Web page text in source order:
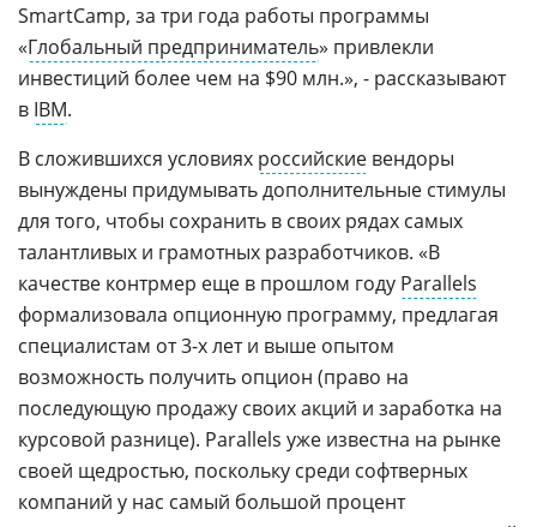
SmartCamp, за три года работы программы
«Глобальный предприниматель» привлекли
инвестиций более чем на $90 млн.», - рассказывают
в IBM.
В сложившихся условиях российские вендоры
вынуждены придумывать дополнительные стимулы
для того, чтобы сохранить в своих рядах самых
талантливых и грамотных разработчиков. «В
качестве контрмер еще в прошлом году Parallels
формализовала опционную программу, предлагая
специалистам от 3-х лет и выше опытом
возможность получить опцион (право на
последующую продажу своих акций и заработка на
курсовой разнице). Parallels уже известна на рынке
своей щедростью, поскольку среди софтверных
компаний у нас самый большой процент